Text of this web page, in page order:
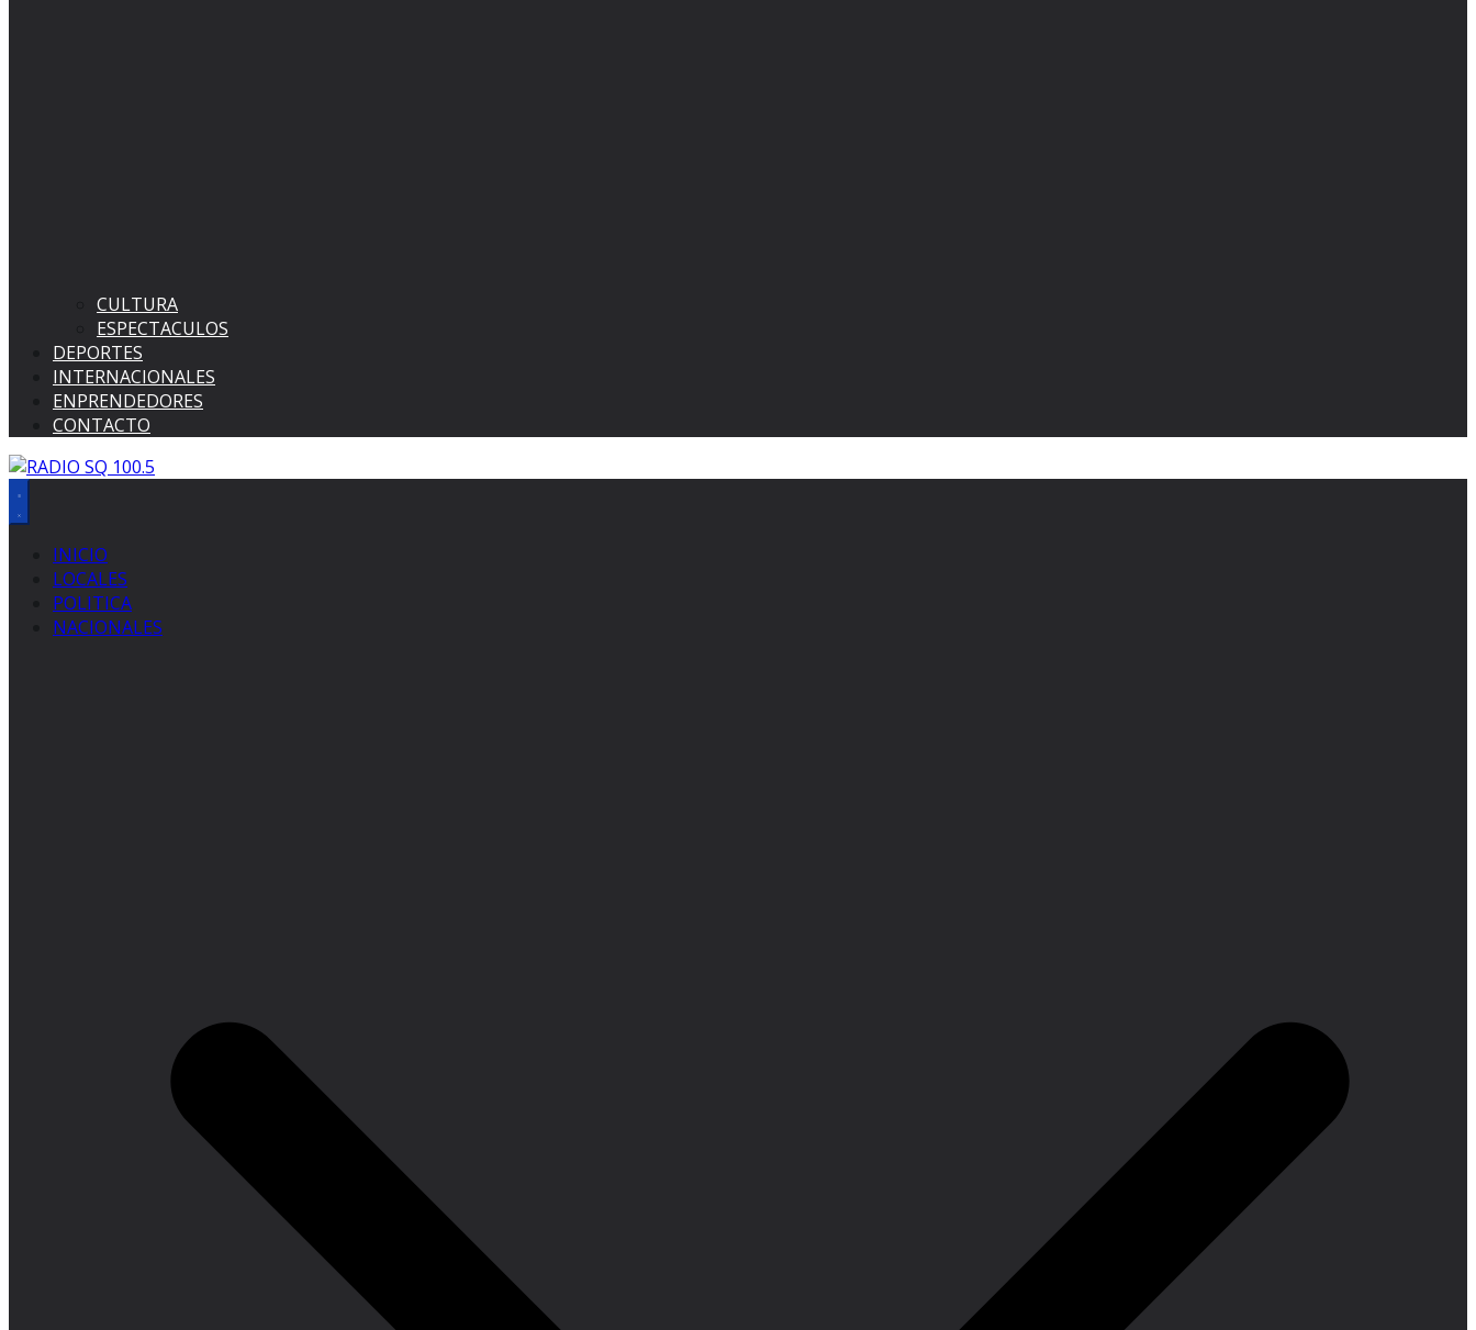
CULTURA
ESPECTACULOS
DEPORTES
INTERNACIONALES
ENPRENDEDORES
CONTACTO
INICIO
LOCALES
POLITICA
NACIONALES